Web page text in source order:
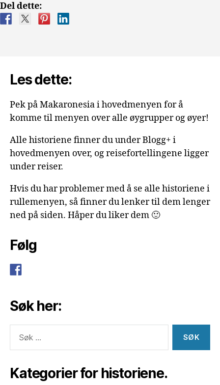
Del dette:
Les dette:
Pek på Makaronesia i hovedmenyen for å
komme til menyen over alle øygrupper og øyer!
Alle historiene finner du under Blogg+ i
hovedmenyen over, og reisefortellingene ligger
under reiser.
Hvis du har problemer med å se alle historiene i
rullemenyen, så finner du lenker til dem lenger
ned på siden. Håper du liker dem 🙂
Følg
Søk her:
etter:
Kategorier for historiene.